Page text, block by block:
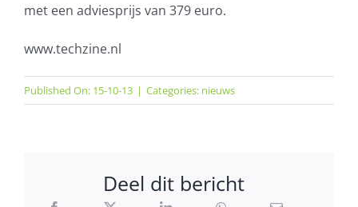
met een adviesprijs van 379 euro.
www.techzine.nl
Published On: 15-10-13 | Categories: nieuws
Deel dit bericht